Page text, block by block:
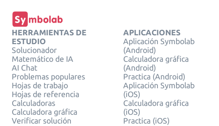
HERRAMIENTAS DE
ESTUDIO
Solucionador
Matemático de IA
AI Chat
Problemas populares
Hojas de trabajo
Hojas de referencia
Calculadoras
Calculadora gráfica
Verificar solución
APLICACIONES
Aplicación Symbolab
(Android)
Calculadora gráfica
(Android)
Practica (Android)
Aplicación Symbolab
(iOS)
Calculadora gráfica
(iOS)
Practica (iOS)